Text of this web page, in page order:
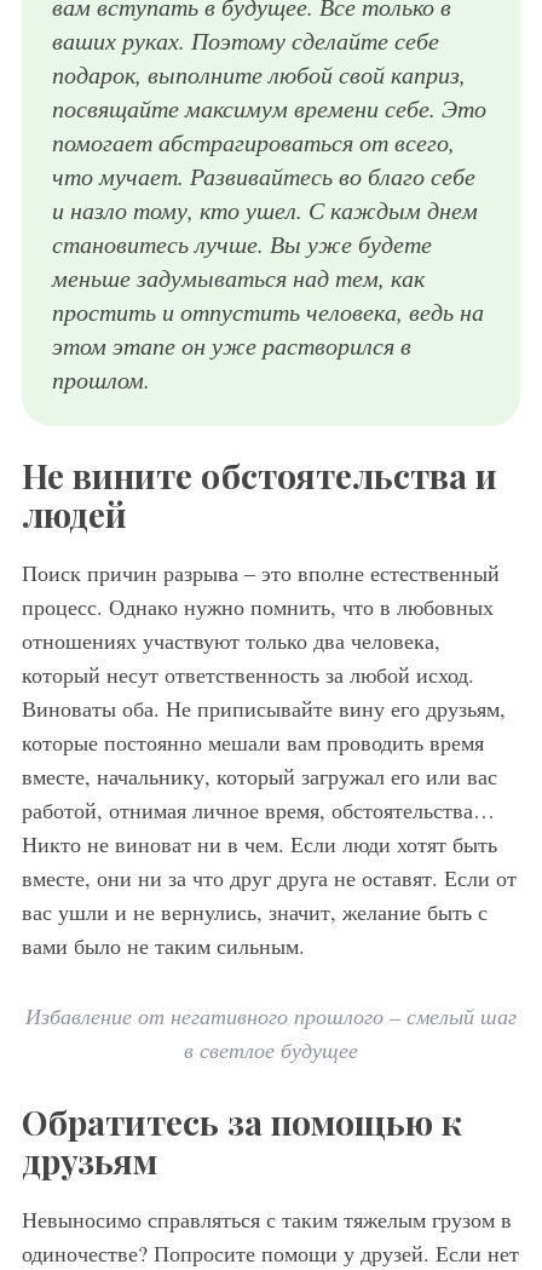
ваших руках. Поэтому сделайте себе
подарок, выполните любой свой каприз,
посвящайте максимум времени себе. Это
помогает абстрагироваться от всего,
что мучает. Развивайтесь во благо себе
и назло тому, кто ушел. С каждым днем
становитесь лучше. Вы уже будете
меньше задумываться над тем, как
простить и отпустить человека, ведь на
этом этапе он уже растворился в
прошлом.
Не вините обстоятельства и
людей
Поиск причин разрыва – это вполне естественный
процесс. Однако нужно помнить, что в любовных
отношениях участвуют только два человека,
который несут ответственность за любой исход.
Виноваты оба. Не приписывайте вину его друзьям,
которые постоянно мешали вам проводить время
вместе, начальнику, который загружал его или вас
работой, отнимая личное время, обстоятельства…
Никто не виноват ни в чем. Если люди хотят быть
вместе, они ни за что друг друга не оставят. Если от
вас ушли и не вернулись, значит, желание быть с
вами было не таким сильным.
Избавление от негативного прошлого – смелый шаг
в светлое будущее
Обратитесь за помощью к
друзьям
Невыносимо справляться с таким тяжелым грузом в
одиночестве? Попросите помощи у друзей. Если нет